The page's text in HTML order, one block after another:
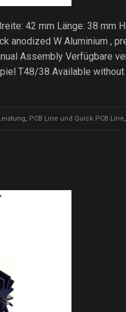
42 mm Länge: 38 mm
anodized W Aluminium ,
Assembly Verfügbare
T48/38 Available
, PCB Line und Quick PCB Line,